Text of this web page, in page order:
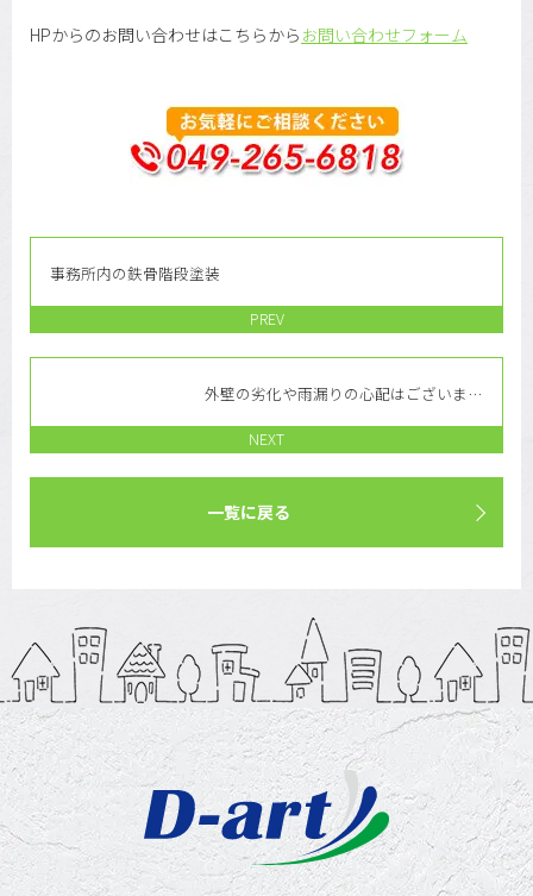
HPからのお問い合わせはこちらから お問い合わせフォーム
事務所内の鉄骨階段塗装
PREV
外壁の劣化や雨漏りの心配はございませんか？
NEXT
一覧に戻る